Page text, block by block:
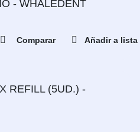
- WHALEDENT
Comparar Añadir a lista
REFILL (5UD.) -